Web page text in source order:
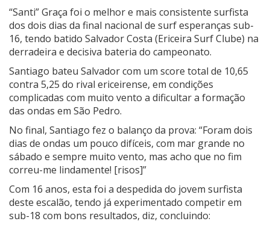
“Santi” Graça foi o melhor e mais consistente surfista
dos dois dias da final nacional de surf esperanças sub-
16, tendo batido Salvador Costa (Ericeira Surf Clube) na
derradeira e decisiva bateria do campeonato.
Santiago bateu Salvador com um score total de 10,65
contra 5,25 do rival ericeirense, em condições
complicadas com muito vento a dificultar a formação
das ondas em São Pedro.
No final, Santiago fez o balanço da prova: “Foram dois
dias de ondas um pouco difíceis, com mar grande no
sábado e sempre muito vento, mas acho que no fim
correu-me lindamente! [risos]”
Com 16 anos, esta foi a despedida do jovem surfista
deste escalão, tendo já experimentado competir em
sub-18 com bons resultados, diz, concluindo: